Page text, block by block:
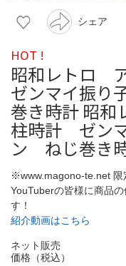
シェア
HOT !
昭和レトロ
ゼンマイ振
巻き時計 昭
柱時計 ゼン
ン ねじ巻き
※www.magono-te.net 限
YouTuberの皆様に商品
す！
紹介動画はこちら
ネット販売
価格（税込）